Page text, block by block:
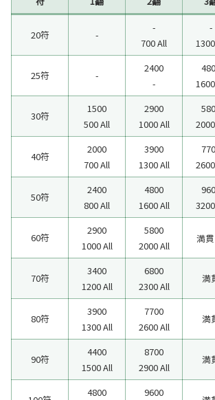
20符 -
-
700 All
-
25符 -
2400
-
30符
1500
500 All
2900
1000 All
40符
2000
700 All
3900
1300 All
50符
2400
800 All
4800
1600 All
60符
2900
1000 All
5800
2000 All
満貫
70符
3400
1200 All
6800
2300 All
満
80符
3900
1300 All
7700
2600 All
満
90符
4400
1500 All
8700
2900 All
満
4800
9600